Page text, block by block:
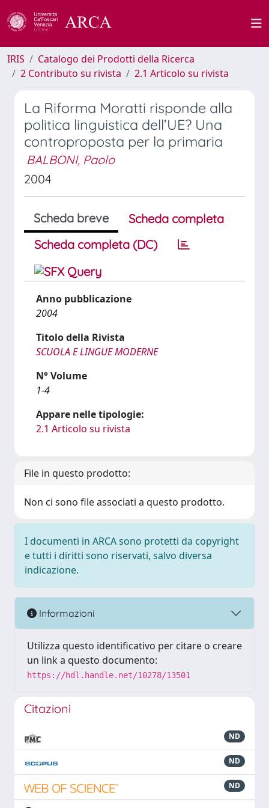
IRIS
Catalogo dei Prodotti della Ricerca
2 Contributo su rivista
2.1 Articolo su rivista
La Riforma Moratti risponde alla
politica linguistica dell’UE? Una
controproposta per la primaria
BALBONI, Paolo
2004
Scheda breve
Scheda completa
Scheda completa (DC)
Anno pubblicazione
2004
Titolo della Rivista
SCUOLA E LINGUE MODERNE
N° Volume
1-4
Appare nelle tipologie:
2.1 Articolo su rivista
File in questo prodotto:
Non ci sono file associati a questo prodotto.
I documenti in ARCA sono protetti da copyright
e tutti i diritti sono riservati, salvo diversa
indicazione.
Informazioni
Utilizza questo identificativo per citare o creare
un link a questo documento:
https://hdl.handle.net/10278/13501
Citazioni
ND
ND
ND